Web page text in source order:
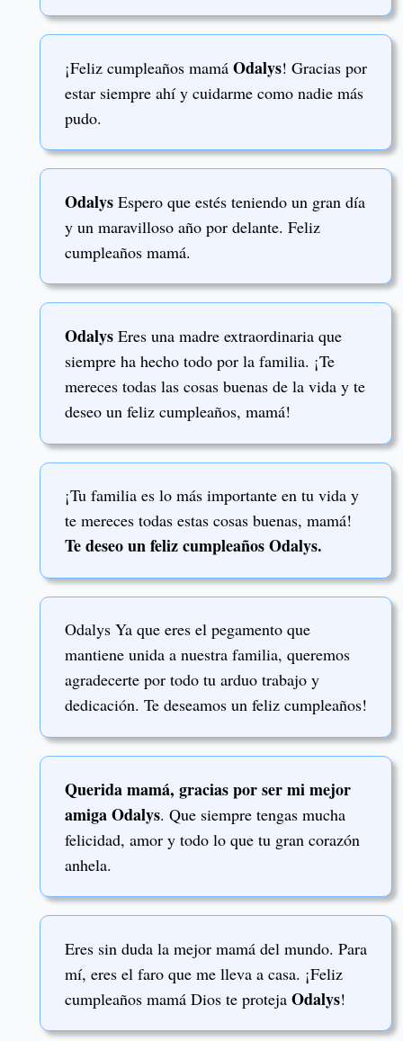
¡Feliz cumpleaños mamá Odalys! Gracias por
estar siempre ahí y cuidarme como nadie más
pudo.
Odalys Espero que estés teniendo un gran día
y un maravilloso año por delante. Feliz
cumpleaños mamá.
Odalys Eres una madre extraordinaria que
siempre ha hecho todo por la familia. ¡Te
mereces todas las cosas buenas de la vida y te
deseo un feliz cumpleaños, mamá!
¡Tu familia es lo más importante en tu vida y
te mereces todas estas cosas buenas, mamá!
Te deseo un feliz cumpleaños Odalys.
Odalys Ya que eres el pegamento que
mantiene unida a nuestra familia, queremos
agradecerte por todo tu arduo trabajo y
dedicación. Te deseamos un feliz cumpleaños!
Querida mamá, gracias por ser mi mejor
amiga Odalys. Que siempre tengas mucha
felicidad, amor y todo lo que tu gran corazón
anhela.
Eres sin duda la mejor mamá del mundo. Para
mí, eres el faro que me lleva a casa. ¡Feliz
cumpleaños mamá Dios te proteja Odalys!